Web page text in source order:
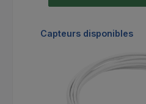
Ignorer la galerie de produits
Capteurs disponibles